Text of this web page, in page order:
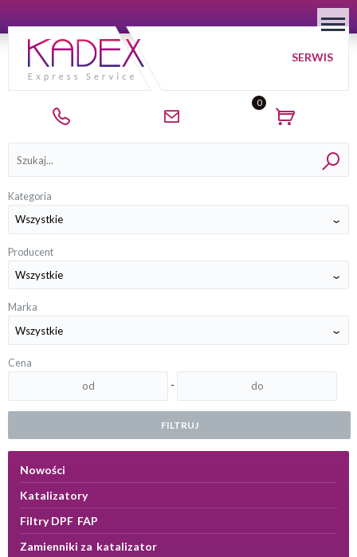
0
SERWIS
Kategoria
Producent
Marka
Cena
-
FILTRUJ
Kategorie
Nowości
Katalizatory
Filtry DPF FAP
Zamienniki za katalizator